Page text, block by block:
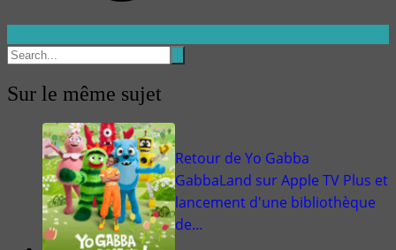
Sur le même sujet
Retour de Yo Gabba
GabbaLand sur Apple TV Plus et
lancement d'une bibliothèque
de…